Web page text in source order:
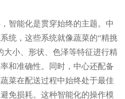
智能化是贯穿始终的主题。中
统，这些系统就像蔬菜的“精挑
大小、形状、色泽等特征进行精
和准确性。同时，中心还配备
菜在配送过程中始终处于最佳
免损耗。这种智能化的操作模